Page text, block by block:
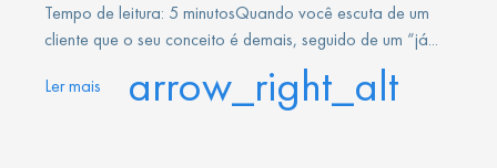
Tempo de leitura: 5 minutosQuando você escuta de um
cliente que o seu conceito é demais, seguido de um “já...
Ler mais arrow_right_alt